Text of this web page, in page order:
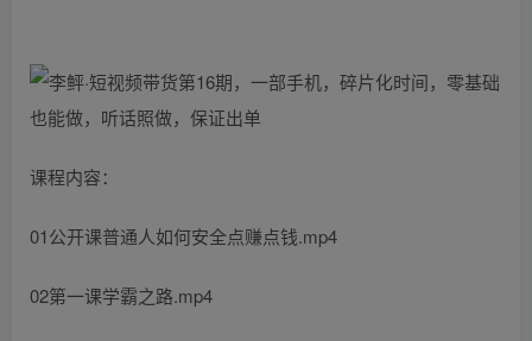
课程内容：
01公开课普通人如何安全点赚点钱.mp4
02第一课学霸之路.mp4